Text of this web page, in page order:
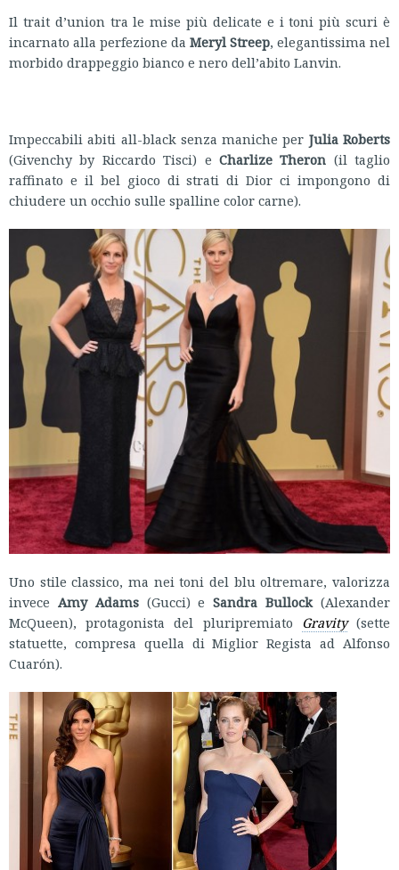
Il trait d’union tra le mise più delicate e i toni più scuri è
incarnato alla perfezione da Meryl Streep, elegantissima nel
morbido drappeggio bianco e nero dell’abito Lanvin.
Impeccabili abiti all-black senza maniche per Julia Roberts
(Givenchy by Riccardo Tisci) e Charlize Theron (il taglio
raffinato e il bel gioco di strati di Dior ci impongono di
chiudere un occhio sulle spalline color carne).
Uno stile classico, ma nei toni del blu oltremare, valorizza
invece Amy Adams(Gucci) eSandra Bullock (Alexander
McQueen), protagonista del pluripremiato Gravity(sette
statuette, compresa quella di Miglior Regista ad Alfonso
Cuarón).